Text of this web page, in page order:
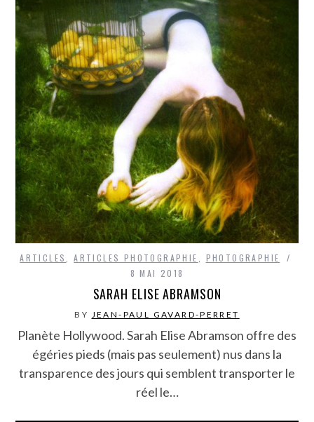
ARTICLES ,ARTICLES PHOTOGRAPHIE
PHOTOGRAPHIE
8 MAI 2018
SARAH ELISE ABRAMSON
BY JEAN-PAUL GAVARD-PERRET
Planète Hollywood. Sarah Elise Abramson offre des
égéries pieds (mais pas seulement) nus dans la
transparence des jours qui semblent transporter le
réel le…